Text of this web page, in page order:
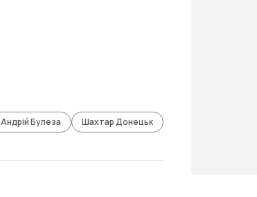
Андрій Булеза Шахтар Донецьк